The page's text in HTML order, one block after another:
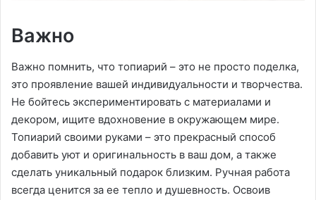
Важно
Важно помнить, что топиарий – это не просто поделка,
это проявление вашей индивидуальности и творчества.
Не бойтесь экспериментировать с материалами и
декором, ищите вдохновение в окружающем мире.
Топиарий своими руками – это прекрасный способ
добавить уют и оригинальность в ваш дом, а также
сделать уникальный подарок близким. Ручная работа
всегда ценится за ее тепло и душевность. Освоив